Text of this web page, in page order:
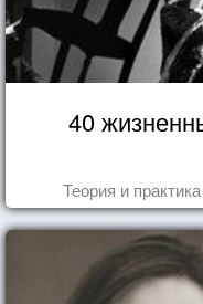
40
Теория и